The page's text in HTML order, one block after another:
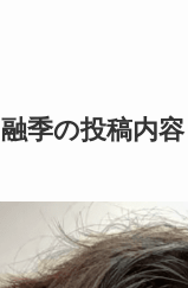
季の投稿内容